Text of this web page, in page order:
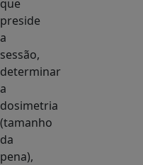
que
preside
a
sessão,
determinar
a
dosimetria
(tamanho
da
pena),